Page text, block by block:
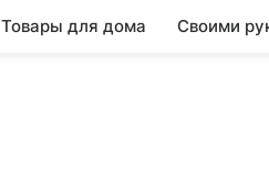
Товары для дома Своими